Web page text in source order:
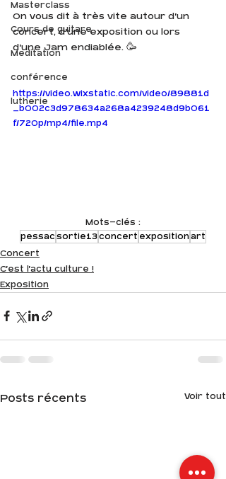
Masterclass
Cours de guitare
Meditation
conférence
lutherie
On vous dit à très vite autour d'un
concert, d'une exposition ou lors
d'une Jam endiablée. 🥳
https://video.wixstatic.com/video/89881d
_b002c3d978634a268a4239248d9b061
f/720p/mp4/file.mp4
Mots-clés :
pessac sortie13 concert expositionart
Concert
C'est l'actu culture !
Exposition
Posts récents Voir tout